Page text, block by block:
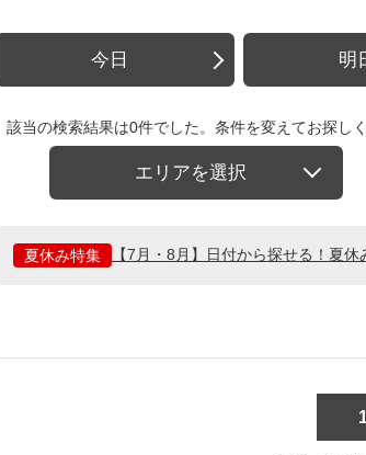
今日 明
該当の検索結果は0件でした。条件を変えてお探しく
エリアを選択
夏休み特集 【7月・8月】日付から探せる！夏